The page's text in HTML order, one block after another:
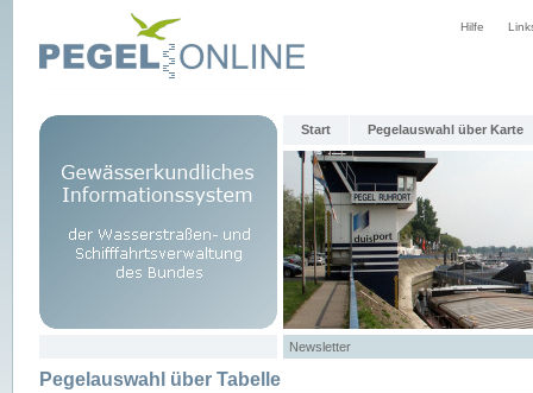
Hilfe
Start Pegelauswahl über Karte
Newsletter
Pegelauswahl über Tabelle